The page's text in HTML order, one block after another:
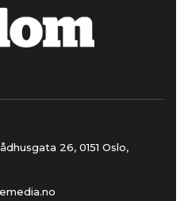
26, 0151 Oslo,